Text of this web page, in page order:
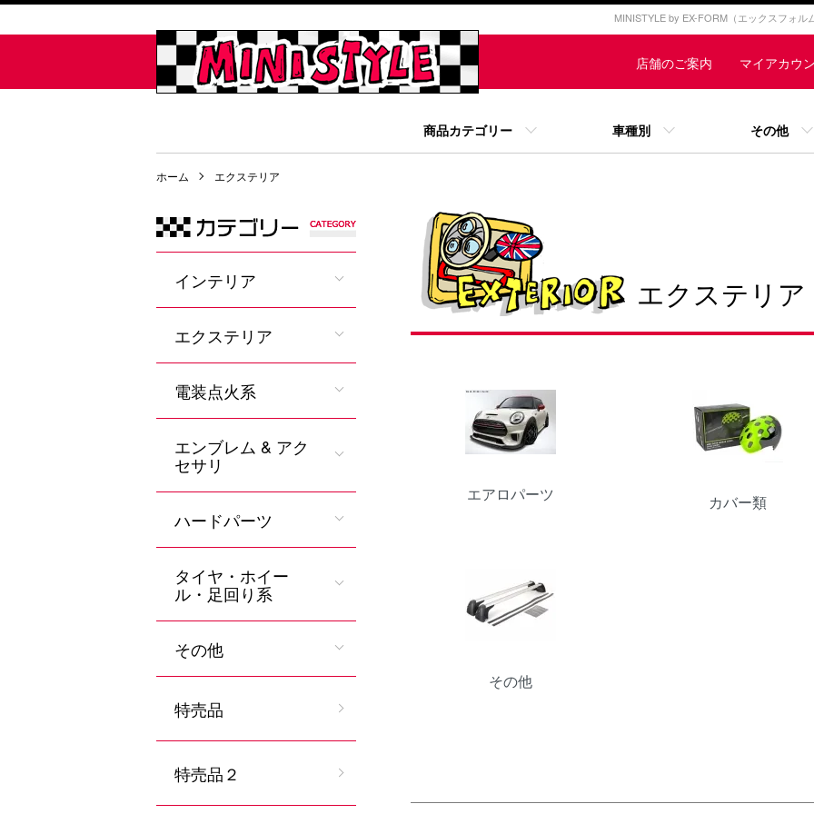
MINISTYLE by EX-FORM（エックスフォ
商品カテゴリー 車種別 その他
店舗のご案内 マイアカウ
ホーム エクステリア
エクステリア
エアロパーツ カバー類
その他
インテリア
エクステリア
電装点火系
エンブレム & アク
セサリ
ハードパーツ
タイヤ・ホイー
ル・足回り系
その他
特売品
特売品２